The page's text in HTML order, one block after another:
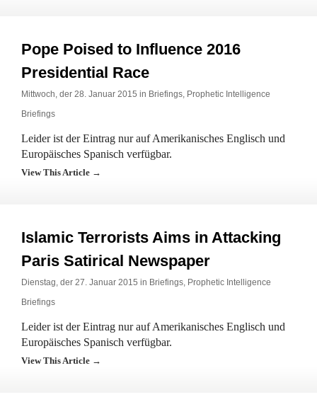
Pope Poised to Influence 2016
Presidential Race
Mittwoch, der 28. Januar 2015 in Briefings, Prophetic Intelligence
Briefings
Leider ist der Eintrag nur auf Amerikanisches Englisch und
Europäisches Spanisch verfügbar.
View This Article →
Islamic Terrorists Aims in Attacking
Paris Satirical Newspaper
Dienstag, der 27. Januar 2015 in Briefings, Prophetic Intelligence
Briefings
Leider ist der Eintrag nur auf Amerikanisches Englisch und
Europäisches Spanisch verfügbar.
View This Article →